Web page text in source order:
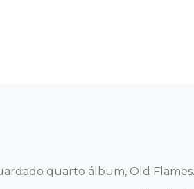
quarto álbum, Old Flames.